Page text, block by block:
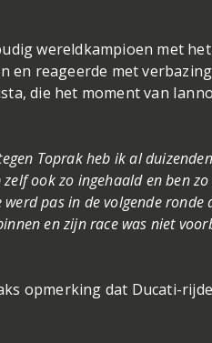
wereldkampioen met
en reageerde met
die het moment van
Toprak heb ik al
ook zo ingehaald en ben
pas in de volgende
en zijn race was niet
opmerking dat Ducati-